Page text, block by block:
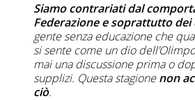
Siamo contrariati dal
Federazione e soprattutto
gente senza educazione che
si sente come un dio
mai una discussione prima o
supplizi. Questa stagionenon
ciò.